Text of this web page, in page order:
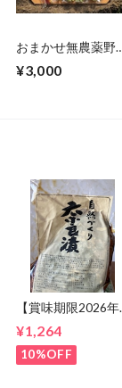
おまかせ無農薬野
葉物野菜 8束前
¥3,000
【賞味期限2026
10%OFF！】寺田本
家 奈良漬
¥1,264
10%OFF